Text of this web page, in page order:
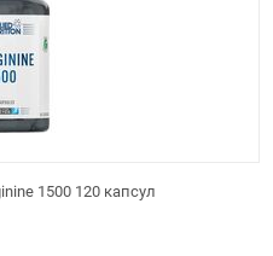
1500 120 капсул